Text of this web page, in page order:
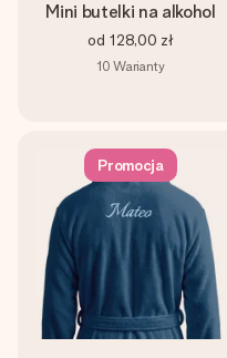
Mini butelki na alkohol
od 128,00 zł
10 Warianty
Promocja